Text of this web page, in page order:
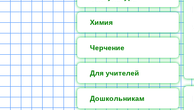
Химия
Черчение
Для учителей
Дошкольникам